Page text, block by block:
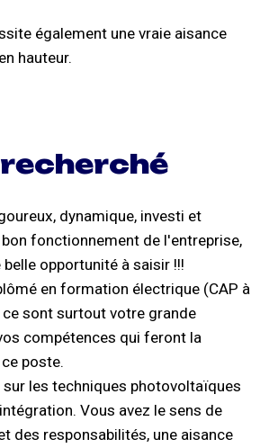
également une vraie aisance
hauteur.
dynamique, investi et
fonctionnement de l'entreprise,
opportunité à saisir !!!
en formation électrique (CAP à
ce sont surtout votre grande
compétences qui feront la
poste.
les techniques photovoltaïques
Vous avez le sens de
des responsabilités, une aisance